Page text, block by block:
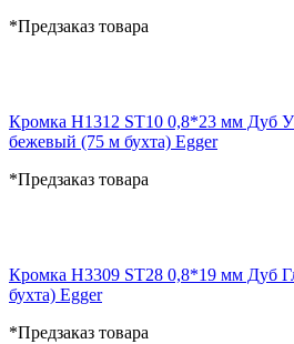
*Предзаказ товара
Кромка H1312 ST10 0,8*23 мм Дуб
бежевый (75 м бухта) Egger
*Предзаказ товара
Кромка H3309 ST28 0,8*19 мм Дуб
бухта) Egger
*Предзаказ товара